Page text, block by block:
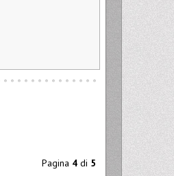
Pagina 4 di 5